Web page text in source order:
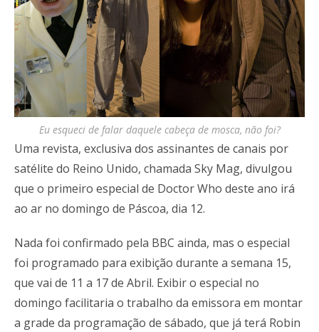
Eu esqueci de falar daquele cabeça de mosca, não foi?
Uma revista, exclusiva dos assinantes de canais por
satélite do Reino Unido, chamada Sky Mag, divulgou
que o primeiro especial de Doctor Who deste ano irá
ao ar no domingo de Páscoa, dia 12.
Nada foi confirmado pela BBC ainda, mas o especial
foi programado para exibição durante a semana 15,
que vai de 11 a 17 de Abril. Exibir o especial no
domingo facilitaria o trabalho da emissora em montar
a grade da programação de sábado, que já terá Robin